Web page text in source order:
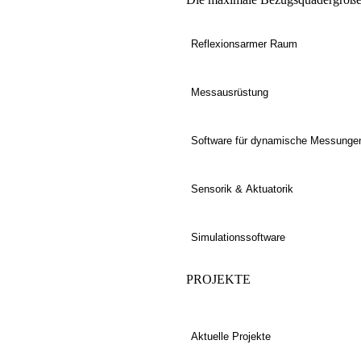
Reflexionsarmer Raum
Messausrüstung
Software für dynamische
Sensorik & Aktuatorik
Simulationssoftware
PROJEKTE
Aktuelle Projekte